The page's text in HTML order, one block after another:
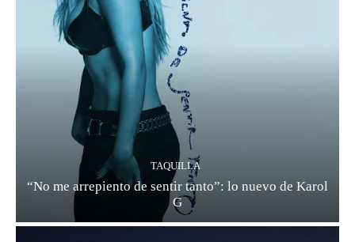
TAQUILLA
“No me arrepiento de sentir tanto”: lo nuevo de Karol
G